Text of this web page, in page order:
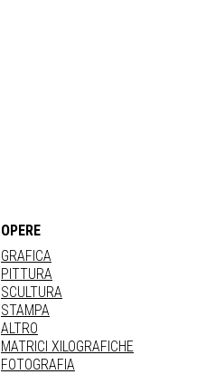
OPERE
GRAFICA
PITTURA
SCULTURA
STAMPA
ALTRO
MATRICI XILOGRAFICHE
FOTOGRAFIA